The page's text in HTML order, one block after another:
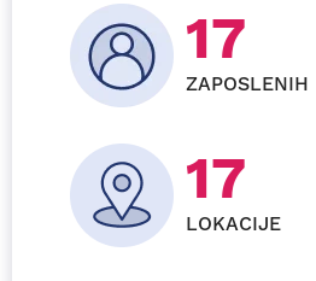
26
ZAPOSLENIH
24
LOKACIJE